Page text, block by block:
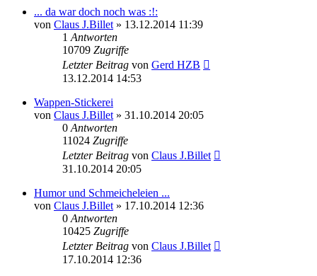
... da war doch noch was :!:
von Claus J.Billet » 13.12.2014 11:39
1 Antworten
10709 Zugriffe
Letzter Beitrag von Gerd HZB
13.12.2014 14:53
Wappen-Stickerei
von Claus J.Billet » 31.10.2014 20:05
0 Antworten
11024 Zugriffe
Letzter Beitrag von Claus J.Billet
31.10.2014 20:05
Humor und Schmeicheleien ...
von Claus J.Billet » 17.10.2014 12:36
0 Antworten
10425 Zugriffe
Letzter Beitrag von Claus J.Billet
17.10.2014 12:36